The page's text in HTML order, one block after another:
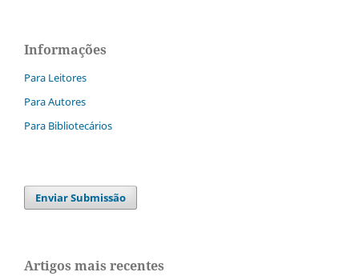
Informações
Para Leitores
Para Autores
Para Bibliotecários
Enviar Submissão
Artigos mais recentes